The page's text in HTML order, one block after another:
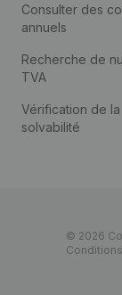
Consulter des
annuels
Recherche de
TVA
Vérification de la
solvabilité
© 2026